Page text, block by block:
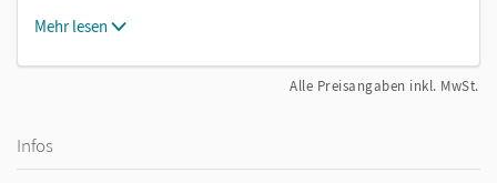
Mehr lesen
Alle Preisangaben inkl. MwSt.
Infos